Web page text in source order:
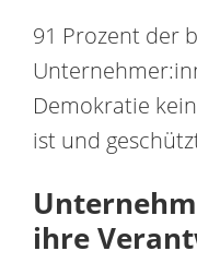
91 Prozent der
Demokratie
ist und
ihre